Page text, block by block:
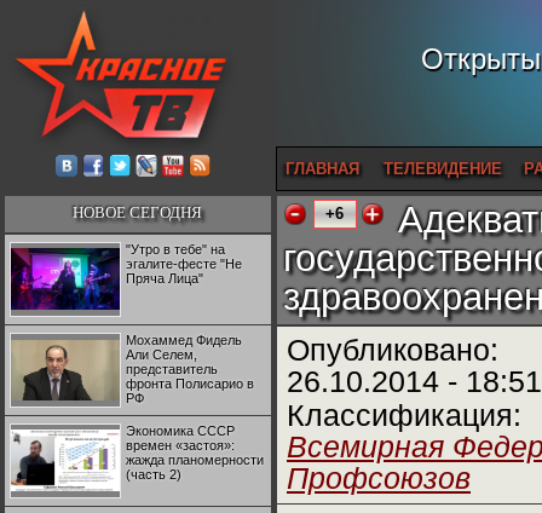
ГЛАВНАЯ ТЕЛЕВИДЕНИЕ
НОВОЕ СЕГОДНЯ
"Утро в тебе" на
эгалите-фесте "Не
Пряча Лица"
Мохаммед Фидель
Али Селем,
представитель
фронта Полисарио в
РФ
Экономика СССР
времен «застоя»:
жажда планомерности
(часть 2)
+6
Опубликовано:
26.10.2014 - 18:51
Классификация:
Всемирная
Профсоюзов